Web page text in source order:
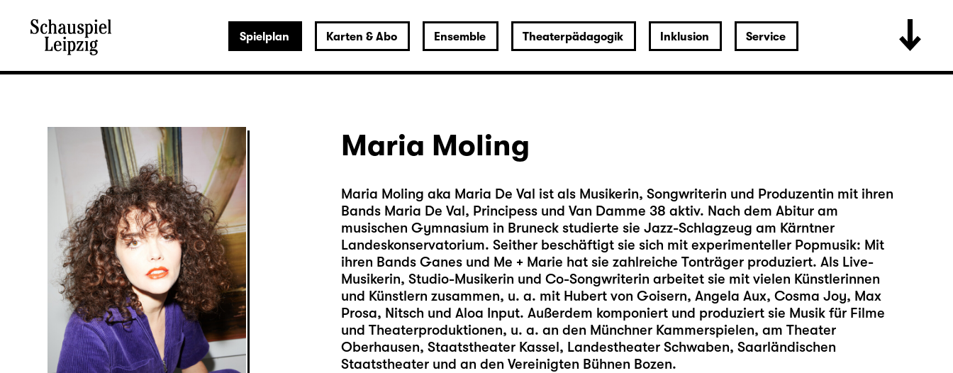
Spielplan Karten & Abo Ensemble Theaterpädagogik Inklusion Service
Maria Moling
Maria Moling aka Maria De Val ist als Musikerin, Songwriterin und Produzentin mit ihren
Bands Maria De Val, Principess und Van Damme 38 aktiv. Nach dem Abitur am
musischen Gymnasium in Bruneck studierte sie Jazz-Schlagzeug am Kärntner
Landeskonservatorium. Seither beschäftigt sie sich mit experimenteller Popmusik: Mit
ihren Bands Ganes und Me + Marie hat sie zahlreiche Tonträger produziert. Als Live-
Musikerin, Studio-Musikerin und Co-Songwriterin arbeitet sie mit vielen Künstlerinnen
und Künstlern zusammen, u. a. mit Hubert von Goisern, Angela Aux, Cosma Joy, Max
Prosa, Nitsch und Aloa Input. Außerdem komponiert und produziert sie Musik für Filme
und Theaterproduktionen, u. a. an den Münchner Kammerspielen, am Theater
Oberhausen, Staatstheater Kassel, Landestheater Schwaben, Saarländischen
Staatstheater und an den Vereinigten Bühnen Bozen.